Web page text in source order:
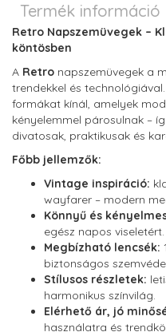
Termék információ
Retro Napszemüvegek –
köntösben
A Retro napszemüvegek a
trendekkel és
formákat kínál, amelyek
kényelemmel párosulnak –
divatosak, praktikusak és
Főbb jellemzők:
Vintage inspiráció:
wayfarer – modern
Könnyű és
egész napos viseletért.
Megbízható lencsék:
biztonságos
Stílusos részletek:
harmonikus színvilág.
Elérhető ár, jó
használatra és